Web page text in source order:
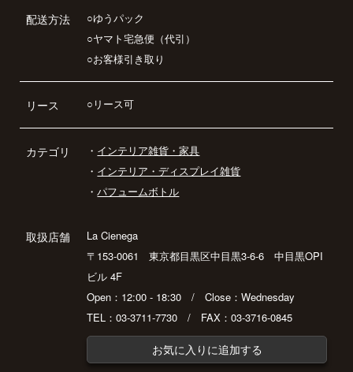
配送方法
○ゆうパック
○ヤマト宅急便（代引）
○お客様引き取り
リース ○リース可
カテゴリ ・ インテリア雑貨・家具
・ インテリア・ディスプレイ雑貨
・パフュームボトル
取扱店舗
La Cienega
〒153-0061 東京都目黒区中目黒3-6-6 中目黒OPI
ビル 4F
Open：12:00 - 18:30 / Close：Wednesday
TEL：03-3711-7730 / FAX：03-3716-0845
お気に入りに追加する